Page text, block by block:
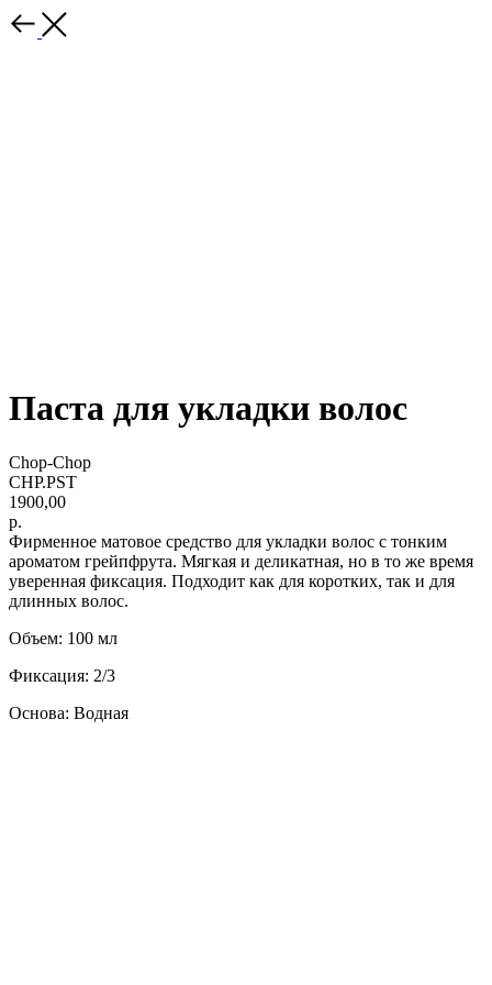
Паста для укладки волос
Chop-Chop
CHP.PST
1900,00
р.
Фирменное матовое средство для укладки волос с тонким
ароматом грейпфрута. Мягкая и деликатная, но в то же время
уверенная фиксация. Подходит как для коротких, так и для
длинных волос.
Объем: 100 мл
Фиксация: 2/3
Основа: Водная